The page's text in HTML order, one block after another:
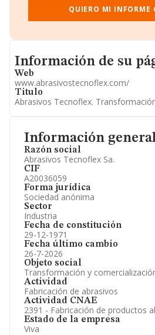
Información
Razón social
Abrasivos Tecnoflex Sa.
CIF
A20036059
Forma jurídica
Sociedad anónima
Sector
Industria
Fecha de constitución
29-12-1971
Fecha último cambio
26-7-2026
Objeto social
Transformación y
Actividad
Fabricación de abrasivos
Actividad CNAE
2391 - Fabricación de productos
Estado de la empresa
Viva
Consejo de Administración y
Directivos y Ejecutivos.
Información oficial y registral
QUIERO MI INFORME
Informacion de su página web
Información de su
Web
www.abrasivostecnoflex.com/
Titulo
Abrasivos Tecnoflex.